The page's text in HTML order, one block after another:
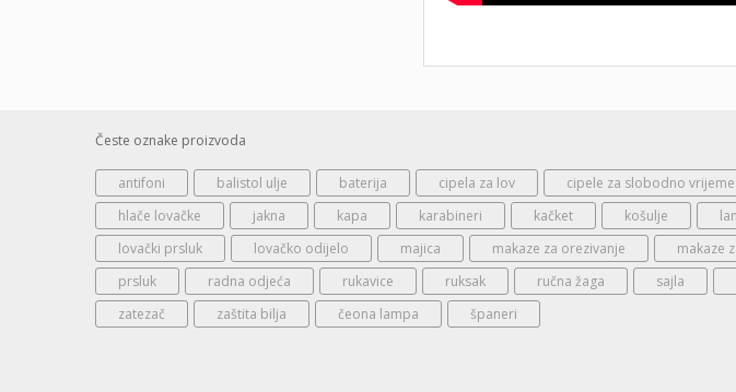
Česte oznake proizvoda
antifoni balistol ulje baterija cipela za lov cipele za slobodno vrijeme
hlače lovačke
jakna kapa karabineri kačket košulje
lovački prsluk
lovačko odijelo majica makaze za orezivanje makaze
prsluk
radna odjeća rukavice ruksak ručna žaga sajla
zatezač
zaštita bilja čeona lampa španeri